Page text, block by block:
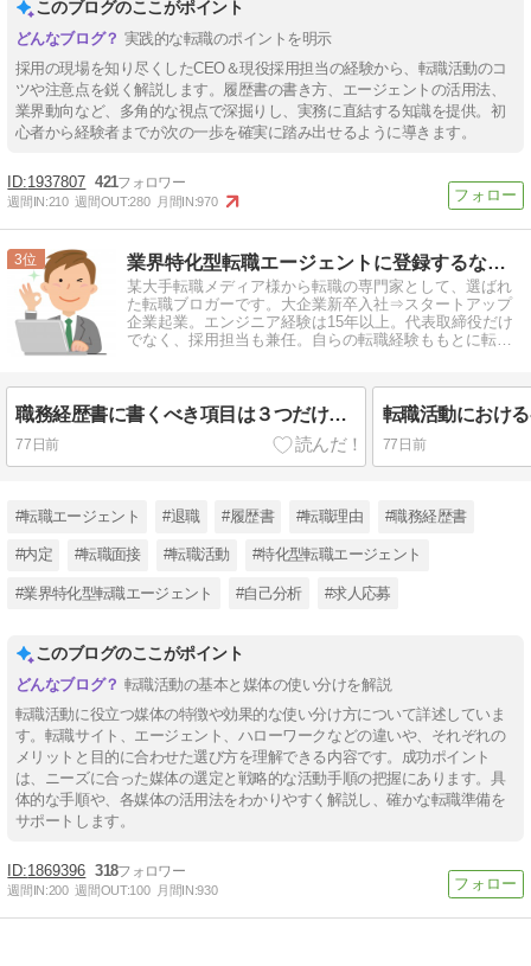
このブログのここがポイント
実践的な転職のポイントを明示
採用の現場を知り尽くしたCEO＆現役採用担当の経験から、転職活動のコ
ツや注意点を鋭く解説します。履歴書の書き方、エージェントの活用法、
業界動向など、多角的な視点で深掘りし、実務に直結する知識を提供。初
心者から経験者までが次の一歩を確実に踏み出せるように導きます。
1937807 421
週間IN:210 週間OUT:280 月間IN:970
3 業界特化型転職エージェントに登録するならここ！
某大手転職メディア様から転職の専門家として、選ばれ
た転職ブロガーです。大企業新卒入社⇒スタートアップ
企業起業。エンジニア経験は15年以上。代表取締役だけ
でなく、採用担当も兼任。自らの転職経験ももとに転職
職務経歴書に書くべき項目は３つだけ【不要な項目もお教えします】
77日前 77日前
#転職エージェント #退職 #履歴書 #転職理由 #職務経歴書
#内定 #転職面接 #転職活動 #特化型転職エージェント
#業界特化型転職エージェント #自己分析 #求人応募
このブログのここがポイント
転職活動の基本と媒体の使い分けを解説
転職活動に役立つ媒体の特徴や効果的な使い分け方について詳述していま
す。転職サイト、エージェント、ハローワークなどの違いや、それぞれの
メリットと目的に合わせた選び方を理解できる内容です。成功ポイント
は、ニーズに合った媒体の選定と戦略的な活動手順の把握にあります。具
体的な手順や、各媒体の活用法をわかりやすく解説し、確かな転職準備を
サポートします。
1869396 318
週間IN:200 週間OUT:100 月間IN:930